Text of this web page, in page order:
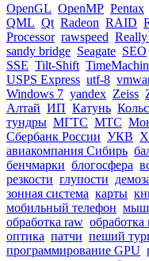
OpenGL OpenMP Pentax
QML Qt Radeon RAID
Processor rawspeed
sandy bridge Seagate SEO
SSE Tilt-Shift
USPS Express utf-8
Windows 7 yandex Zeiss
Алтай ИП Катунь
тундры МГТС МТС
Сбербанк России УКВ
авиакомпания Сибирь
бенчмарки блогосфера
резкости глупости
зонная система карты
мобильный телефон
обработка raw
оптика патчи пеший
программирование GPU